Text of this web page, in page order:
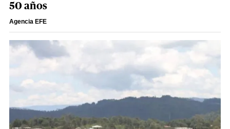
50 años
Agencia EFE